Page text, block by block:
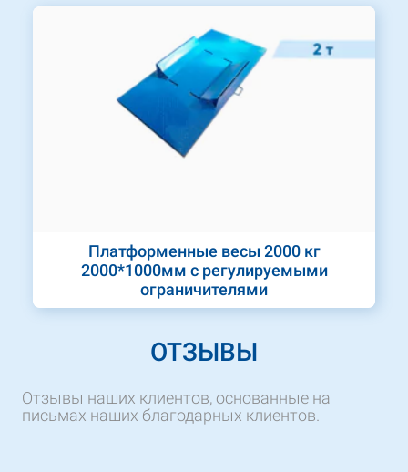
Платформенные весы 2000 кг
2000*1000мм с регулируемыми
ограничителями
ОТЗЫВЫ
Отзывы наших клиентов, основанные на
письмах наших благодарных клиентов.